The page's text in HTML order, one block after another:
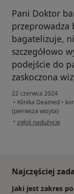
Pani Doktor
przeprowadza
bagatelizuje,
szczegółowo
podejście do
zaskoczona
22 czerwca 2024
• Klinika Deamed •
(pierwsza wizyta)
• w opinii użytkownika
zgłoś nadużycie
Najczęściej
Jaki jest zakres